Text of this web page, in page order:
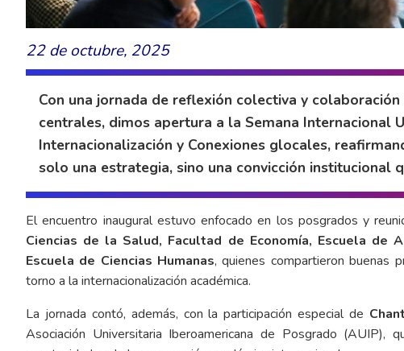
22 de octubre, 2025
Con una jornada de reflexión colectiva y
centrales, dimos apertura a la Semana Internacional
Internacionalización y Conexiones glocales,
solo una estrategia, sino una convicción institucional
El encuentro inaugural estuvo enfocado en los posgrados y
Ciencias de la Salud, Facultad de Economía, Escuela de
Escuela de Ciencias Humanas, quienes compartieron buenas
torno a la internacionalización académica.
La jornada contó, además, con la participación especial de
Asociación Universitaria Iberoamericana de Posgrado